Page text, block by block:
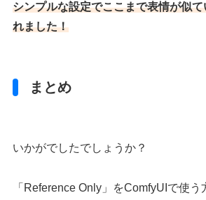
シンプルな設定でここまで表情が似
れました！
まとめ
いかがでしたでしょうか？
「Reference Only」をComfyUIで使